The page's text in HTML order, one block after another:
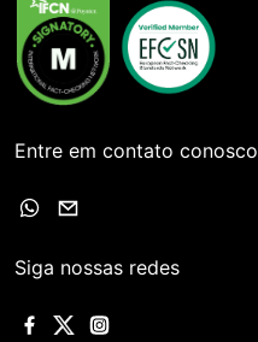
Entre em contato conosco
Siga nossas redes